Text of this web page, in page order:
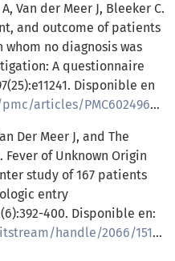
Van der Meer J, Bleeker C.
and outcome of patients
no diagnosis was
A questionnaire
Disponible en
articles/PMC6024966/
Der Meer J, and The
Fever of Unknown Origin
study of 167 patients
entry
400. Disponible en:
handle/2066/15133/